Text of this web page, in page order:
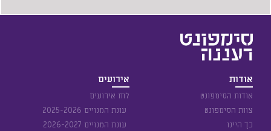
אודות
אודות הסימפונט
צוות הסימפונט
כך היינו
אירועים
לוח אירועים
עונת המנויים 2025-2026
עונת המנויים 2026-2027